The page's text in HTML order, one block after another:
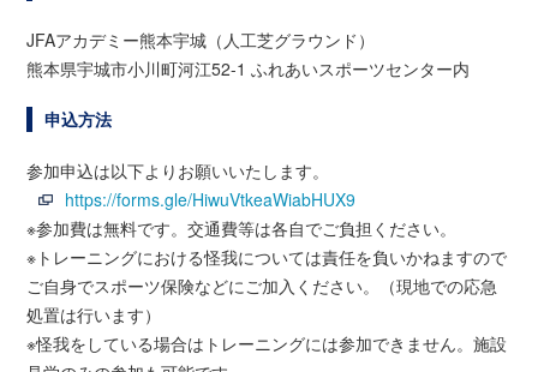
JFAアカデミー熊本宇城（人工芝グラウンド）
熊本県宇城市小川町河江52-1 ふれあいスポーツセンター内
申込方法
参加申込は以下よりお願いいたします。
https://forms.gle/HiwuVtkeaWiabHUX9
※参加費は無料です。交通費等は各自でご負担ください。
※トレーニングにおける怪我については責任を負いかねますので
ご自身でスポーツ保険などにご加入ください。（現地での応急
処置は行います）
※怪我をしている場合はトレーニングには参加できません。施設